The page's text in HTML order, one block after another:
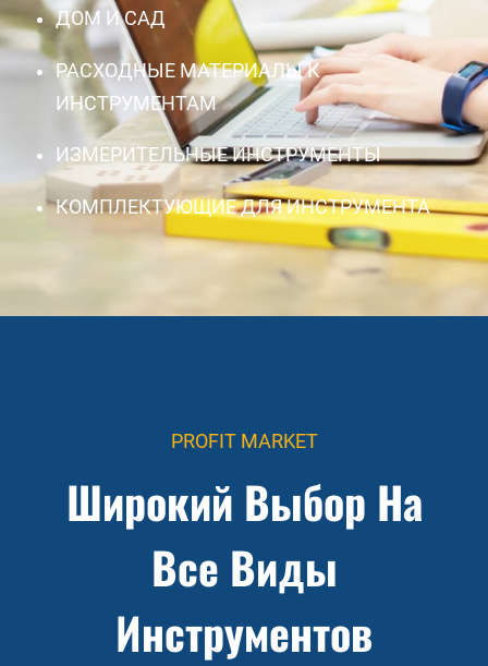
ДОМ И САД
РАСХОДНЫЕ МАТЕРИАЛЫ К
ИНСТРУМЕНТАМ
ИЗМЕРИТЕЛЬНЫЕ ИНСТРУМЕНТЫ
КОМПЛЕКТУЮЩИЕ ДЛЯ ИНСТРУМЕНТА
PROFIT MARKET
Широкий Выбор На
Все Виды
Инструментов